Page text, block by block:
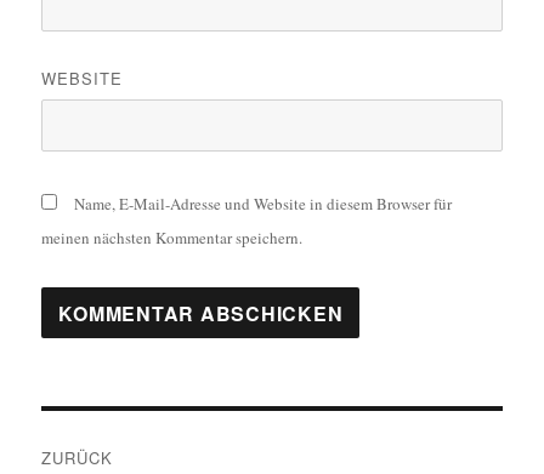
WEBSITE
Name, E-Mail-Adresse und Website in diesem Browser für
meinen nächsten Kommentar speichern.
ZURÜCK